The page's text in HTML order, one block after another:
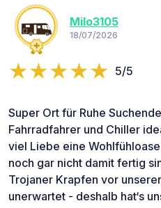
Milo3105
18/07/2026
5/5
Super Ort für Ruhe
Fahrradfahrer und Chiller
viel Liebe eine
noch gar nicht damit fertig
Trojaner Krapfen vor
unerwartet - deshalb hat‘s